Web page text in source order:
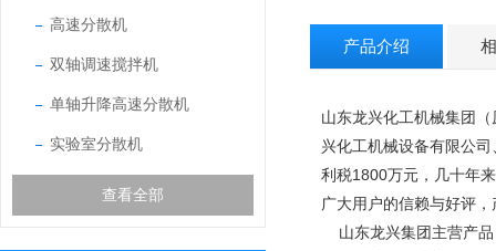
高速分散机
双轴调速搅拌机
单轴升降高速分散机
实验室分散机
查看全部
产品介绍
山东龙兴化工机械集团
兴化工机械设备有限公
利税1800万元，几十年
广大用户的信赖与好评
山东龙兴集团主营产品